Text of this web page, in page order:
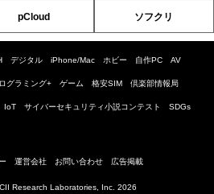
pCloud ソフクリ
デジタル iPhone/Mac ホビー 自作PC AV
グラミング+ ゲーム 格安SIM 倶楽部情報局
IoT サイバーセキュリティ小説コンテスト SDGs
運営会社 お問い合わせ 広告掲載
Research Laboratories, Inc. 2026